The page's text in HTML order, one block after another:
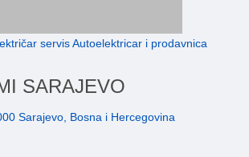
servis Autoelektricar i prodavnica
SARAJEVO
Sarajevo, Bosna i Hercegovina